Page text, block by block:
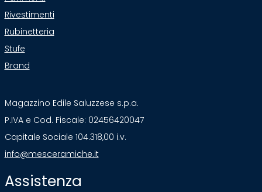
Rivestimenti
Rubinetteria
Stufe
Brand
Magazzino Edile Saluzzese s.p.a.
P.IVA e Cod. Fiscale: 02456420047
Capitale Sociale 104.318,00 i.v.
info@mesceramiche.it
Assistenza